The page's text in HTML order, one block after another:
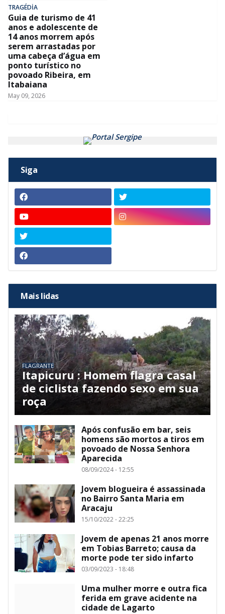
TRAGÉDİA
Guia de turismo de 41
anos e adolescente de
14 anos morrem após
serem arrastadas por
uma cabeça d’água em
ponto turístico no
povoado Ribeira, em
Itabaiana
May 09, 2026
Siga
Mais lidas
FLAGRANTE
Itapicuru : Homem flagra casal
de ciclista fazendo sexo em sua
roça
Após confusão em bar, seis
homens são mortos a tiros em
povoado de Nossa Senhora
Aparecida
08/09/2024 - 12:55
Jovem blogueira é assassinada
no Bairro Santa Maria em
Aracaju
15/10/2022 - 22:25
Jovem de apenas 21 anos morre
em Tobias Barreto; causa da
morte pode ter sido infarto
03/09/2023 - 18:48
Uma mulher morre e outra fica
ferida em grave acidente na
cidade de Lagarto